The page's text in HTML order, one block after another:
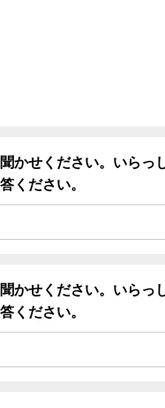
かせください。いらっ
ください。
かせください。いらっ
ください。